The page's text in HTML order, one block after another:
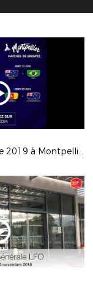
Les matchs de France 2019 à Montpellier